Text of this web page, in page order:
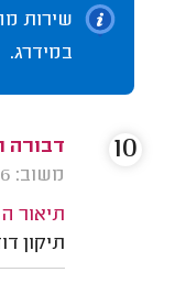
שירות
במידרג.
דבורה
משוב: 04/01/2026
תיאור
תיקון
10